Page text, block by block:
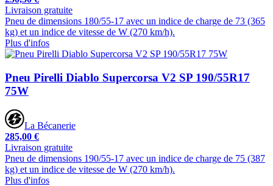
Livraison gratuite
Pneu de dimensions 180/55-17 avec un indice de charge de 73 (365
kg) et un indice de vitesse de W (270 km/h).
Plus d'infos
Pneu Pirelli Diablo Supercorsa V2 SP 190/55R17
75W
La Bécanerie
285,00 €
Livraison gratuite
Pneu de dimensions 190/55-17 avec un indice de charge de 75 (387
kg) et un indice de vitesse de W (270 km/h).
Plus d'infos